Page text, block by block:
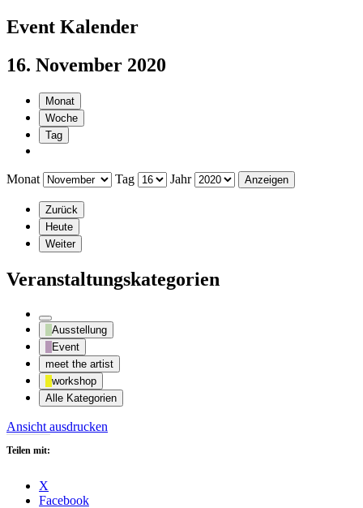
Event Kalender
16. November 2020
Monat
Woche
Tag
Monat Tag Jahr
Zurück
Heute
Weiter
Veranstaltungskategorien
Kategorie
ohne
Titel
Ausstellung
Event
meet the artist
workshop
Alle Kategorien
Ansicht ausdrucken
Teilen mit:
X
Facebook